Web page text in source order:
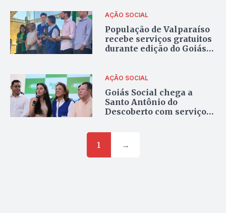
AÇÃO SOCIAL
População de Valparaíso
recebe serviços gratuitos
durante edição do Goiás
AÇÃO SOCIAL
Goiás Social chega a
Santo Antônio do
Descoberto com serviços
do Entorno
1
→